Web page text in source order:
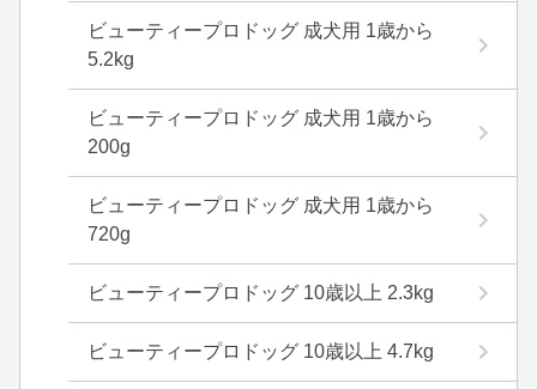
ビューティープロドッグ 成犬用 1歳から
5.2kg
ビューティープロドッグ 成犬用 1歳から
200g
ビューティープロドッグ 成犬用 1歳から
720g
ビューティープロドッグ 10歳以上 2.3kg
ビューティープロドッグ 10歳以上 4.7kg